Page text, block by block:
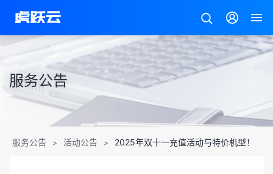
服务公告
服务公告 > 活动公告 > 2025年双十一充值活动与特价机型！